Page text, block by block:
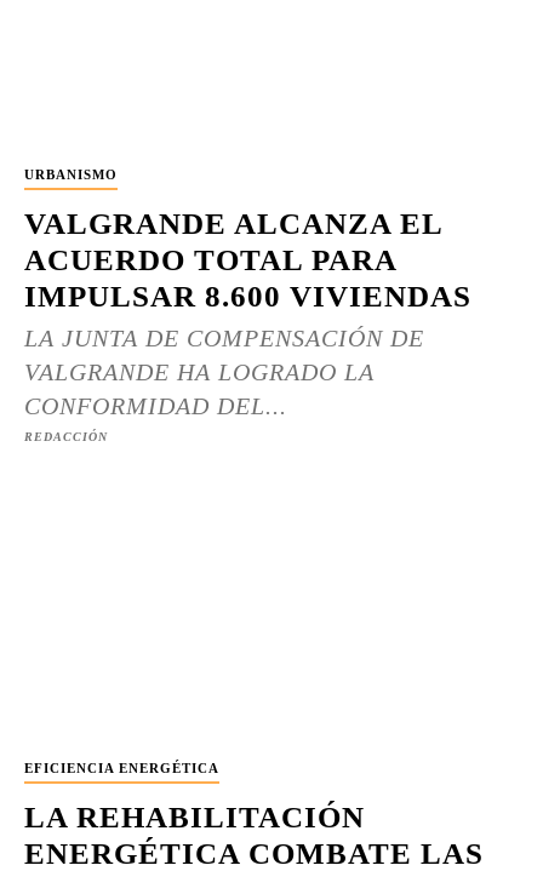
URBANISMO
VALGRANDE ALCANZA EL
ACUERDO TOTAL PARA
IMPULSAR 8.600 VIVIENDAS
LA JUNTA DE COMPENSACIÓN DE
VALGRANDE HA LOGRADO LA
CONFORMIDAD DEL...
REDACCIÓN
EFICIENCIA ENERGÉTICA
LA REHABILITACIÓN
ENERGÉTICA COMBATE LAS